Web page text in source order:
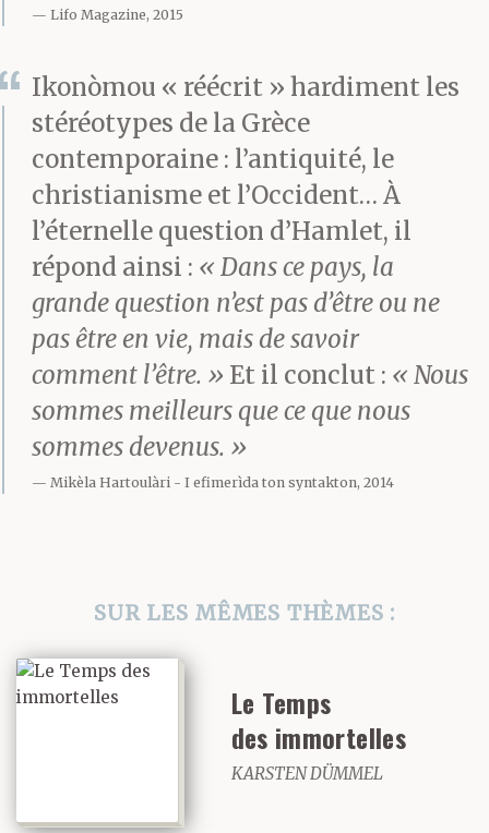
Lifo Magazine, 2015
Ikonòmou « réécrit » hardiment les
stéréotypes de la Grèce
contemporaine : l’antiquité, le
christianisme et l’Occident… À
l’éternelle question d’Hamlet, il
répond ainsi : « Dans ce pays, la
grande question n’est pas d’être ou ne
pas être en vie, mais de savoir
comment l’être. » Et il conclut : « Nous
sommes meilleurs que ce que nous
sommes devenus. »
Mikèla Hartoulàri I efimerìda ton syntakton, 2014
SUR LES MÊMES THÈMES :
Le Temps
des immortelles
KARSTEN DÜMMEL